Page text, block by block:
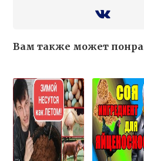
Вам также может